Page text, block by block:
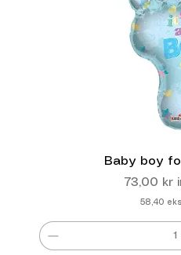
Baby boy
Pris
73,00 kr
58,40